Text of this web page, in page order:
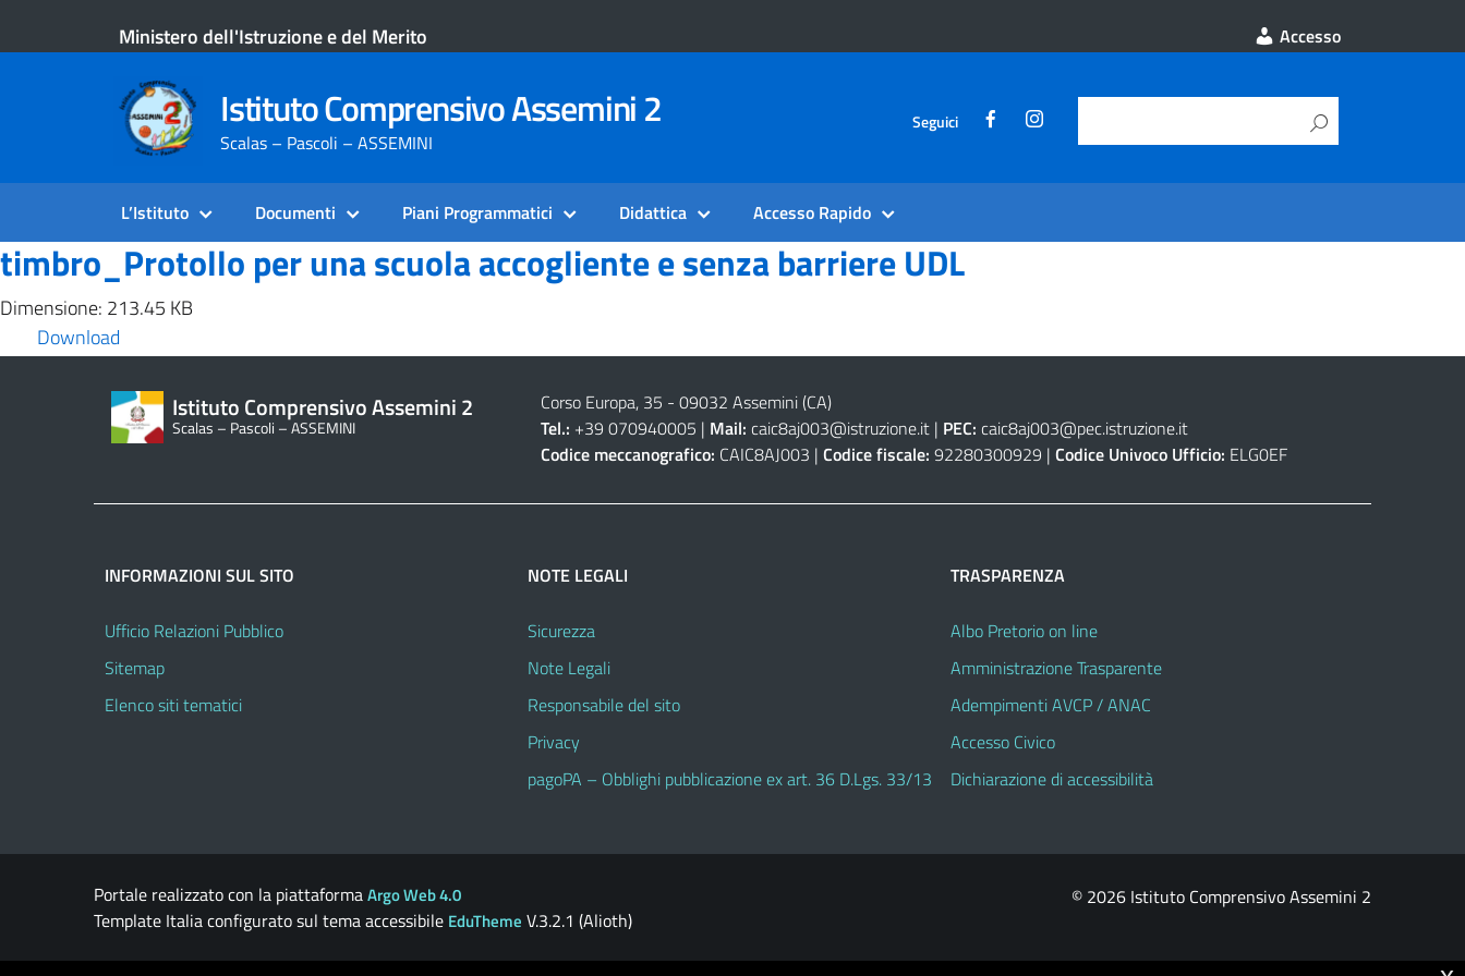
Ministero dell'Istruzione e del Merito Accesso
Istituto Comprensivo Assemini 2
Scalas – Pascoli – ASSEMINI
Seguici
L’Istituto Documenti Piani Programmatici Didattica Accesso Rapido
timbro_Protollo per una scuola accogliente e senza barriere UDL
Dimensione: 213.45 KB
Download
Istituto Comprensivo Assemini 2
Scalas – Pascoli – ASSEMINI
Corso Europa, 35 - 09032 Assemini (CA)
Tel.: +39 070940005 | Mail: caic8aj003@istruzione.it| PEC: caic8aj003@pec.istruzione.it
Codice meccanografico: CAIC8AJ003 | Codice fiscale: 92280300929 | Codice Univoco Ufficio: ELG0EF
INFORMAZIONI SUL SITO
Ufficio Relazioni Pubblico
Sitemap
Elenco siti tematici
NOTE LEGALI
Sicurezza
Note Legali
Responsabile del sito
Privacy
pagoPA – Obblighi pubblicazione ex art. 36 D.Lgs. 33/13
TRASPARENZA
Albo Pretorio on line
Amministrazione Trasparente
Adempimenti AVCP / ANAC
Accesso Civico
Dichiarazione di accessibilità
Portale realizzato con la piattaformaArgo Web 4.0
Template Italia configurato sul tema accessibile EduTheme V.3.2.1 (Alioth)
© 2026 Istituto Comprensivo Assemini 2